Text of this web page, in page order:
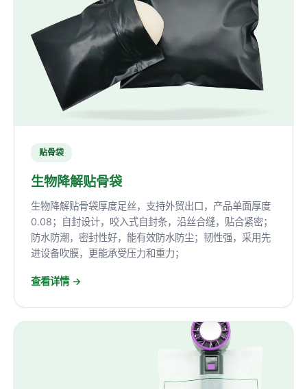
贴骨袋
生物降解贴骨袋
生物降解贴骨袋厚度足丝，支持外贸出口，产品单面厚度
0.08；自封设计，咬入式自封条，沿丝合缝，贴合紧密；
防水防潮，密封性好，能有效防水防尘；韧性强，采用先
进设备吹膜，更能承受压力和重力；
查看详情 →